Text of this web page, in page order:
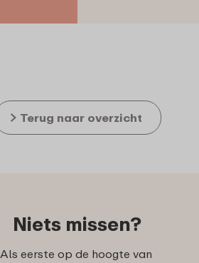
Terug naar overzicht
Niets missen?
Als eerste op de hoogte van